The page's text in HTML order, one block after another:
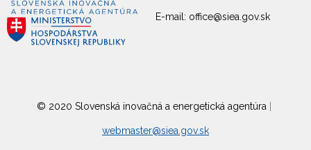
E-mail: office@siea.gov.sk
© 2020 Slovenská inovačná a energetická agentúra
webmaster@siea.gov.sk